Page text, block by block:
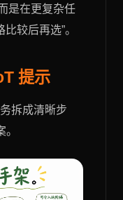
是在更复杂任
较后再选”。
提示
拆成清晰步